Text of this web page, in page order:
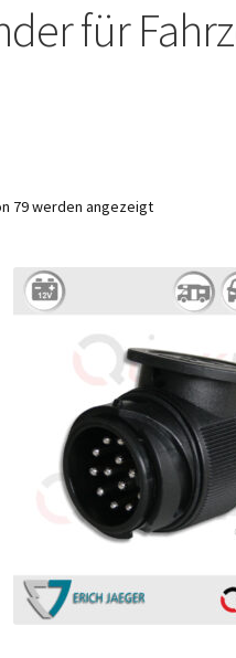
für
79 werden angezeigt